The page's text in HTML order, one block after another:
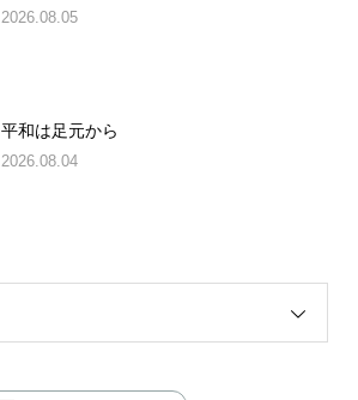
2026.08.05
平和は足元から
2026.08.04